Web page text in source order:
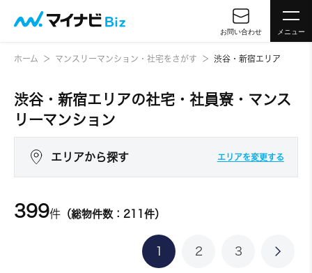
お問い合わせ メニュー
ホーム マンスリーマンション・社宅をさがす 渋谷・新宿エリア
渋谷・新宿エリアの社宅・社員寮・マンス
リーマンション
エリアから探す エリアを変更する
399件 （総物件数：211件）
1 2 3